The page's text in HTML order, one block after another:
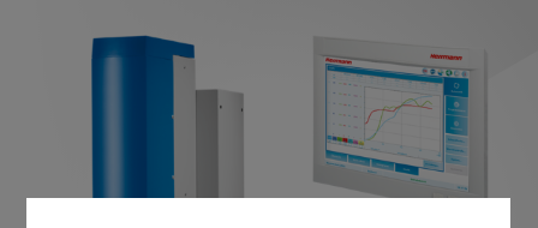
Soluciones por segmento
Mexico